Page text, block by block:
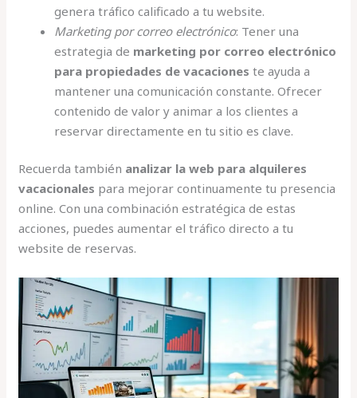
genera tráfico calificado a tu website.
Marketing por correo electrónico: Tener una
estrategia de marketing por correo electrónico
para propiedades de vacaciones te ayuda a
mantener una comunicación constante. Ofrecer
contenido de valor y animar a los clientes a
reservar directamente en tu sitio es clave.
Recuerda también analizar la web para alquileres
vacacionales para mejorar continuamente tu presencia
online. Con una combinación estratégica de estas
acciones, puedes aumentar el tráfico directo a tu
website de reservas.